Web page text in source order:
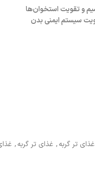
غذای تر گربه, غذای تر گربه,